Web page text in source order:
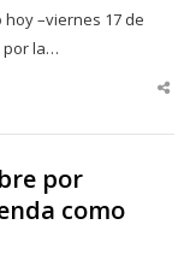
–viernes 17 de
por la…
por
como